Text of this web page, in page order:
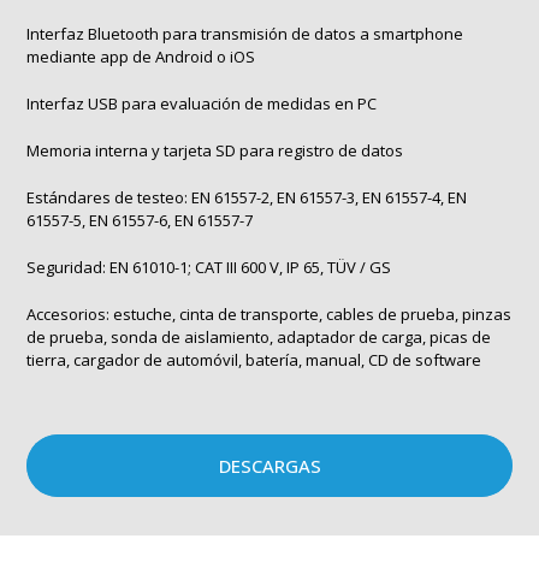
Interfaz Bluetooth para transmisión de datos a smartphone
mediante app de Android o iOS
Interfaz USB para evaluación de medidas en PC
Memoria interna y tarjeta SD para registro de datos
Estándares de testeo: EN 61557-2, EN 61557-3, EN 61557-4, EN
61557-5, EN 61557-6, EN 61557-7
Seguridad: EN 61010-1; CAT III 600 V, IP 65, TÜV / GS
Accesorios: estuche, cinta de transporte, cables de prueba, pinzas
de prueba, sonda de aislamiento, adaptador de carga, picas de
tierra, cargador de automóvil, batería, manual, CD de software
DESCARGAS